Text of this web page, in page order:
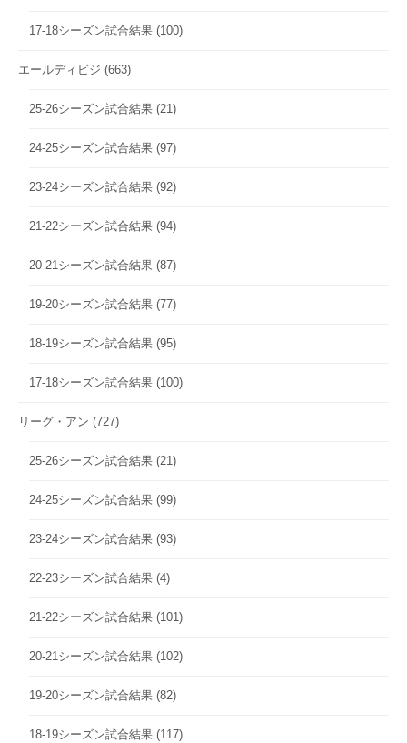
17-18シーズン試合結果 (100)
エールディビジ (663)
25-26シーズン試合結果 (21)
24-25シーズン試合結果 (97)
23-24シーズン試合結果 (92)
21-22シーズン試合結果 (94)
20-21シーズン試合結果 (87)
19-20シーズン試合結果 (77)
18-19シーズン試合結果 (95)
17-18シーズン試合結果 (100)
リーグ・アン (727)
25-26シーズン試合結果 (21)
24-25シーズン試合結果 (99)
23-24シーズン試合結果 (93)
22-23シーズン試合結果 (4)
21-22シーズン試合結果 (101)
20-21シーズン試合結果 (102)
19-20シーズン試合結果 (82)
18-19シーズン試合結果 (117)